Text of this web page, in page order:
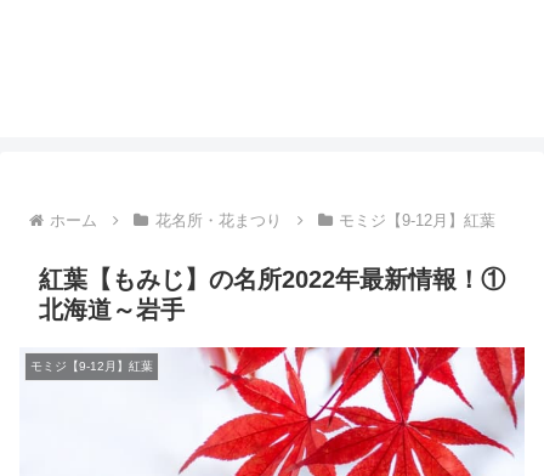
ホーム 花名所・花まつり モミジ【9-12月】紅葉
紅葉【もみじ】の名所2022年最新情報！①
北海道～岩手
モミジ【9-12月】紅葉